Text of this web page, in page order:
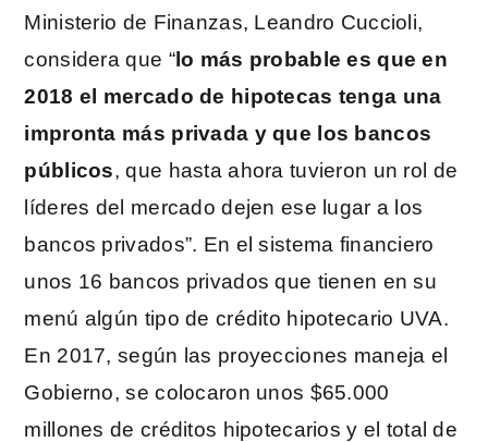
Ministerio de Finanzas, Leandro Cuccioli,
considera que “lo más probable es que en
2018 el mercado de hipotecas tenga una
impronta más privada y que los bancos
públicos, que hasta ahora tuvieron un rol de
líderes del mercado dejen ese lugar a los
bancos privados”. En el sistema financiero
unos 16 bancos privados que tienen en su
menú algún tipo de crédito hipotecario UVA.
En 2017, según las proyecciones maneja el
Gobierno, se colocaron unos $65.000
millones de créditos hipotecarios y el total de